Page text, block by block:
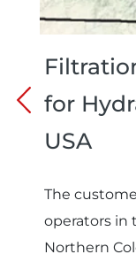
for
USA
The
operators in
Northern